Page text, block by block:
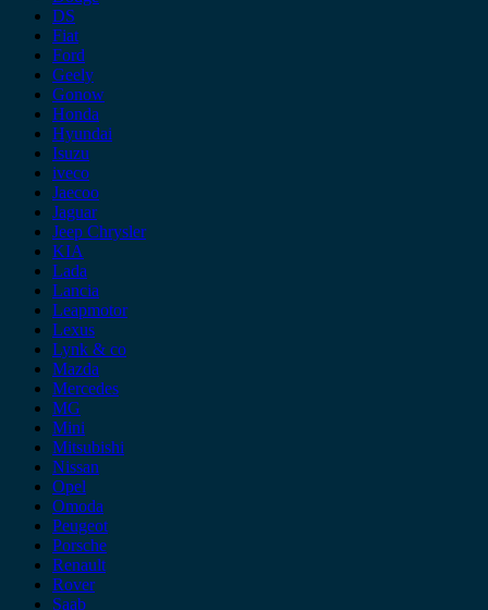
DS
Fiat
Ford
Geely
Gonow
Honda
Hyundai
Isuzu
iveco
Jaecoo
Jaguar
Jeep Chrysler
KIA
Lada
Lancia
Leapmotor
Lexus
Lynk & co
Mazda
Mercedes
MG
Mini
Mitsubishi
Nissan
Opel
Omoda
Peugeot
Porsche
Renault
Rover
Saab